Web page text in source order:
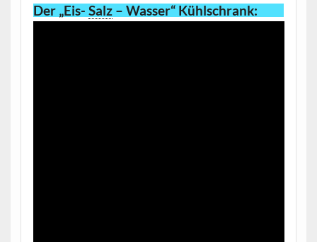
Der „Eis- Salz– Wasser“ Kühlschrank: